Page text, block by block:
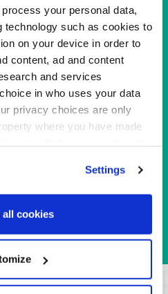
process your personal data,
technology such as cookies to
on your device in order to
content, ad and content
and services
in who uses your data
privacy choices are only
where you have made
personal data is processed
website for a number of
site reliable and secure;
Settings
all cookies
Fisheries Cooperatives
Service
Marine Insurance
Insurance